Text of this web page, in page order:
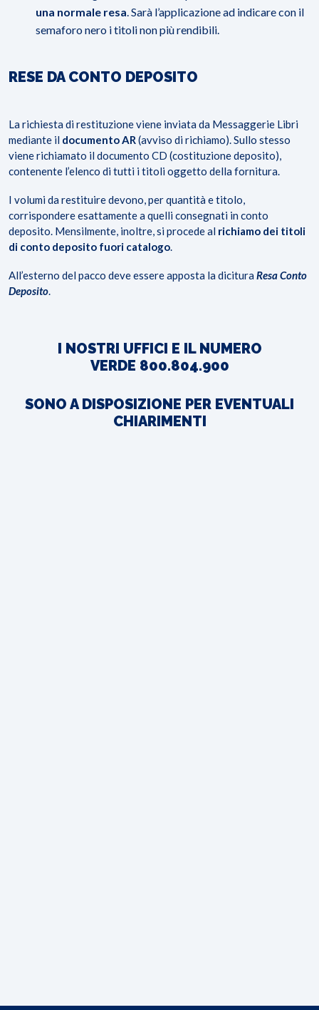
una normale resa. Sarà l’applicazione ad indicare con il
semaforo nero i titoli non più rendibili.
RESE DA CONTO DEPOSITO
La richiesta di restituzione viene inviata da Messaggerie Libri
mediante il documento AR(avviso di richiamo). Sullo stesso
viene richiamato il documento CD (costituzione deposito),
contenente l’elenco di tutti i titoli oggetto della fornitura.
I volumi da restituire devono, per quantità e titolo,
corrispondere esattamente a quelli consegnati in conto
deposito. Mensilmente, inoltre, si procede al richiamo dei titoli
di conto deposito fuori catalogo.
All’esterno del pacco deve essere apposta la dicitura Resa Conto
Deposito.
I NOSTRI UFFICI E IL NUMERO
VERDE 800.804.900
SONO A DISPOSIZIONE PER EVENTUALI
CHIARIMENTI